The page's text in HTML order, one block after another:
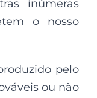
inúmeras
o nosso
pelo
ou não